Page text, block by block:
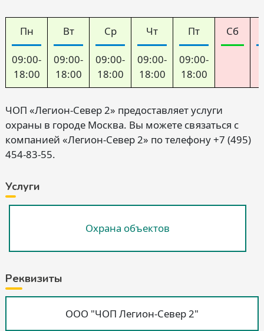
Пн
09:00-
18:00
Вт
09:00-
18:00
Ср
09:00-
18:00
Чт
09:00-
18:00
Пт
09:00-
18:00
Сб
ЧОП «Легион-Север 2» предоставляет услуги
охраны в городе Москва. Вы можете связаться с
компанией «Легион-Север 2» по телефону +7 (495)
454-83-55.
Услуги
Охрана объектов
Реквизиты
ООО "ЧОП Легион-Север 2"